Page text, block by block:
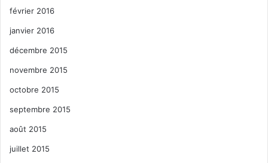
février 2016
janvier 2016
décembre 2015
novembre 2015
octobre 2015
septembre 2015
août 2015
juillet 2015